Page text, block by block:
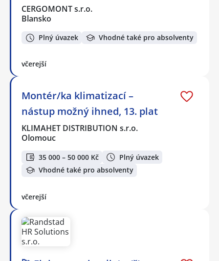
CERGOMONT s.r.o.
Blansko
Plný úvazek Vhodné také pro absolventy
včerejší
Montér/ka klimatizací –
nástup možný ihned, 13. plat
KLIMAHET DISTRIBUTION s.r.o.
Olomouc
35 000 – 50 000 Kč
Plný úvazek
Vhodné také pro absolventy
včerejší